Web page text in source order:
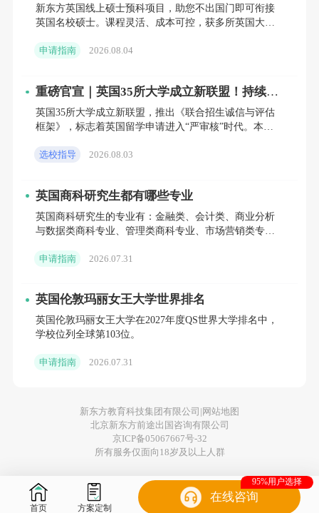
括人力资源专员、招聘顾问、培训师、员工关
系管理员等。
攻读博士学位，未来从事学术研究或教育工
作。此外，还有一些毕业生会结合自身兴趣与
专业知识，进入咨询行业、金融行业等领域，
作。学校的就业服务中心也会为毕业生提供就
业指导、简历修改、招聘会信息等相关支持，
分析个人背景与目标院校匹配度
梳理学术优势与提升方向
制定个性化的时间规划
预约专业咨询
预约咨询 ] [ 留学评估
【领取专属留学方
案】
新东方英国线上硕士预科项目，助您不出国门即可衔接
英国名校硕士。课程灵活、成本可控，获多所英国大学
教学支持。立即咨
申请指南 2026.08.04
重磅官宣｜英国35所大学成立新联盟！持续多
年的“宽进”假象，彻底破灭
英国35所大学成立新联盟，推出《联合招生诚信与评估
框架》，标志着英国留学申请进入“严审核”时代。本文
假”与“分数通胀
选校指导 2026.08.03
英国商科研究生都有哪些专业
英国商科研究生的专业有：金融类、会计类、商业分析
与数据类商科专业、管理类商科专业、市场营销类专
申请指南 2026.07.31
英国伦敦玛丽女王大学世界排名
英国伦敦玛丽女王大学在2027年度QS世界大学排名中，
学校位列全球第103位。
申请指南 2026.07.31
新东方教育科技集团有限公司| 网站地图
北京新东方前途出国咨询有限公司
京ICP备05067667号-32
所有服务仅面向18岁及以上人群
首页 方案定制
在线咨询
95%用户选择